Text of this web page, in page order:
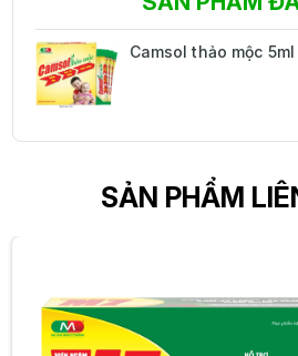
Camsol thảo mộc 5ml
SẢN PHẨM